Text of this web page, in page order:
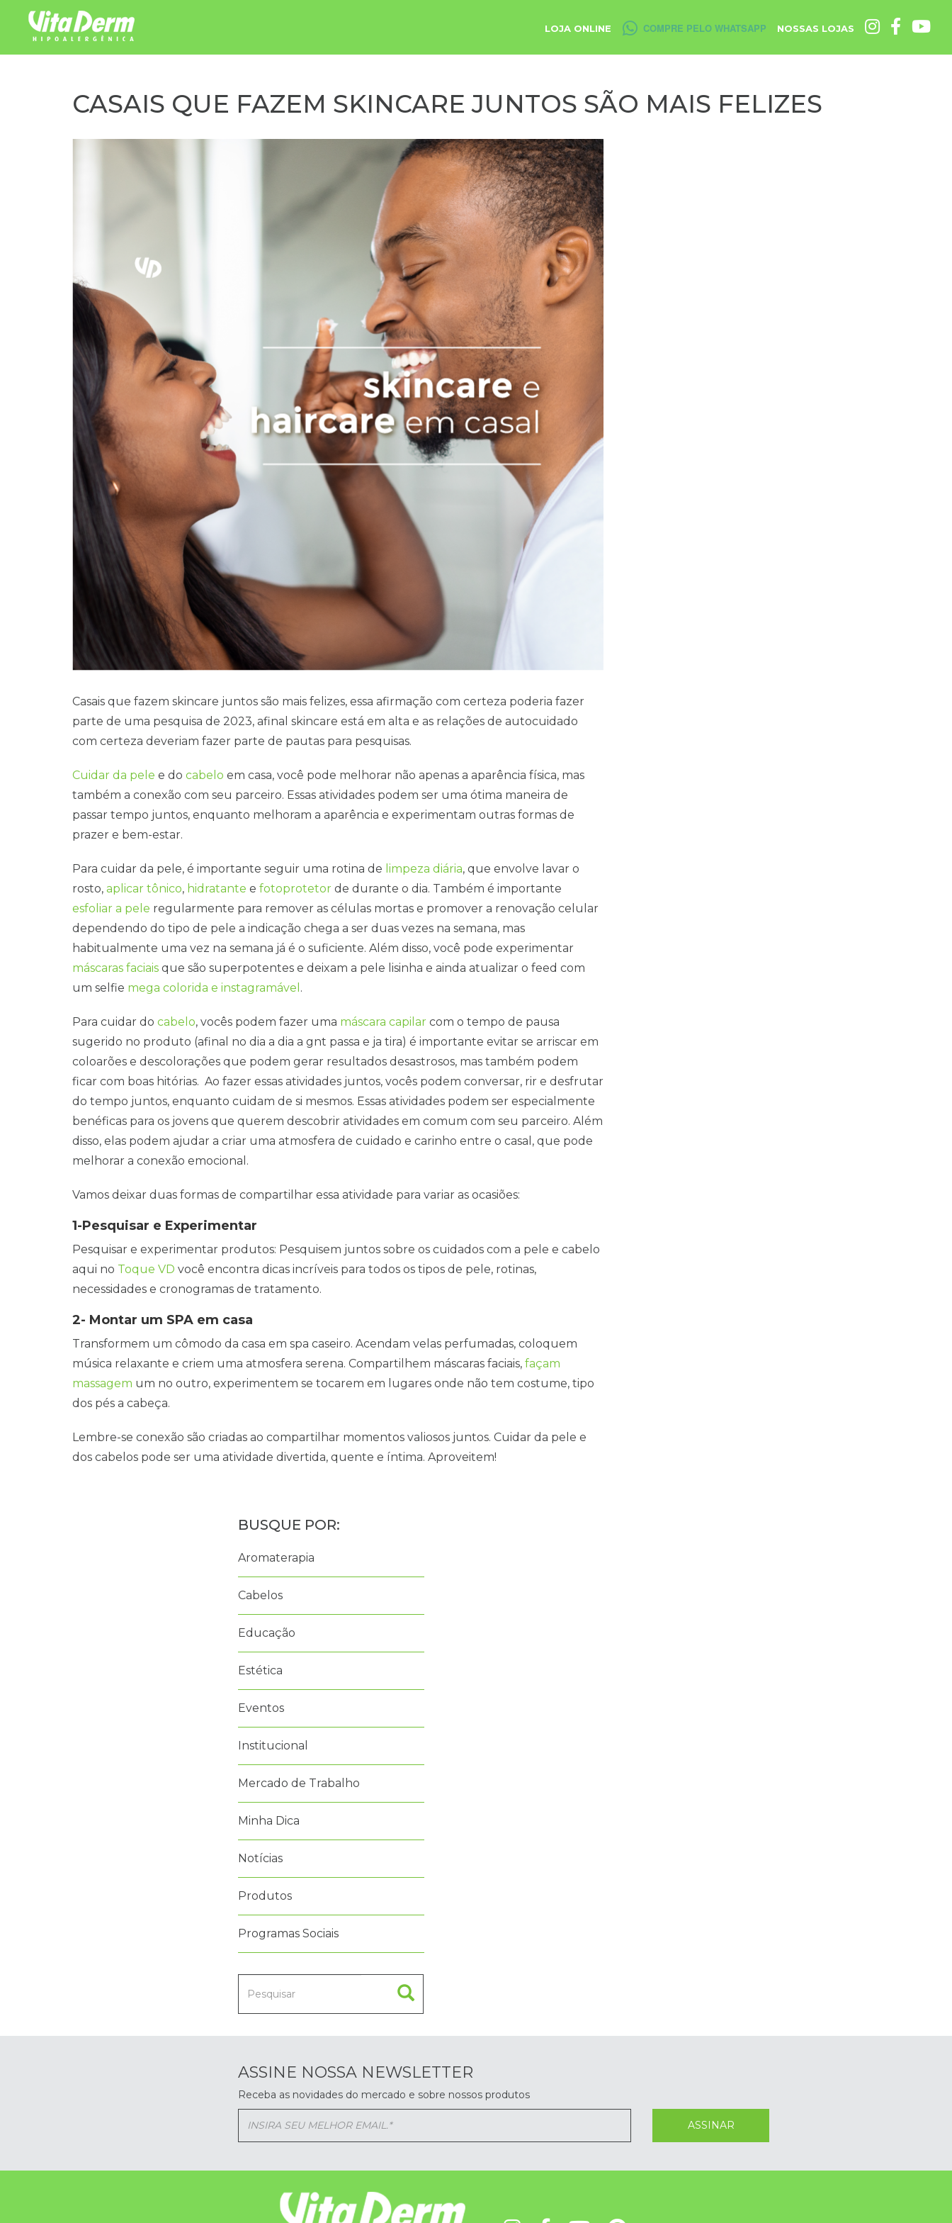
LOJA ONLINE COMPRE PELO WHATSAPP NOSSAS LOJAS
CASAIS QUE FAZEM SKINCARE JUNTOS SÃO MAIS FELIZES
Casais que fazem skincare juntos são mais felizes, essa afirmação com certeza poderia fazer
parte de uma pesquisa de 2023, afinal skincare está em alta e as relações de autocuidado
com certeza deveriam fazer parte de pautas para pesquisas.
Cuidar da pele e do cabelo em casa, você pode melhorar não apenas a aparência física, mas
também a conexão com seu parceiro. Essas atividades podem ser uma ótima maneira de
passar tempo juntos, enquanto melhoram a aparência e experimentam outras formas de
prazer e bem-estar.
Para cuidar da pele, é importante seguir uma rotina de limpeza diária, que envolve lavar o
rosto, aplicar tônico, hidratante e fotoprotetor de durante o dia. Também é importante
esfoliar a pele regularmente para remover as células mortas e promover a renovação celular
dependendo do tipo de pele a indicação chega a ser duas vezes na semana, mas
habitualmente uma vez na semana já é o suficiente. Além disso, você pode experimentar
máscaras faciais que são superpotentes e deixam a pele lisinha e ainda atualizar o feed com
um selfie mega colorida e instagramável .
Para cuidar do cabelo, vocês podem fazer uma máscara capilar com o tempo de pausa
sugerido no produto (afinal no dia a dia a gnt passa e ja tira) é importante evitar se arriscar em
coloarões e descolorações que podem gerar resultados desastrosos, mas também podem
ficar com boas hitórias. Ao fazer essas atividades juntos, vocês podem conversar, rir e desfrutar
do tempo juntos, enquanto cuidam de si mesmos. Essas atividades podem ser especialmente
benéficas para os jovens que querem descobrir atividades em comum com seu parceiro. Além
disso, elas podem ajudar a criar uma atmosfera de cuidado e carinho entre o casal, que pode
melhorar a conexão emocional.
Vamos deixar duas formas de compartilhar essa atividade para variar as ocasiões:
1-Pesquisar e Experimentar
Pesquisar e experimentar produtos: Pesquisem juntos sobre os cuidados com a pele e cabelo
aqui no Toque VD você encontra dicas incríveis para todos os tipos de pele, rotinas,
necessidades e cronogramas de tratamento.
2- Montar um SPA em casa
Transformem um cômodo da casa em spa caseiro. Acendam velas perfumadas, coloquem
música relaxante e criem uma atmosfera serena. Compartilhem máscaras faciais, façam
massagem um no outro, experimentem se tocarem em lugares onde não tem costume, tipo
dos pés a cabeça.
Lembre-se conexão são criadas ao compartilhar momentos valiosos juntos. Cuidar da pele e
dos cabelos pode ser uma atividade divertida, quente e íntima. Aproveitem!
Aromaterapia
Cabelos
Educação
Estética
Eventos
Institucional
Mercado de Trabalho
Minha Dica
Notícias
Produtos
Programas Sociais
ASSINE NOSSA NEWSLETTER
Receba as novidades do mercado e sobre nossos produtos